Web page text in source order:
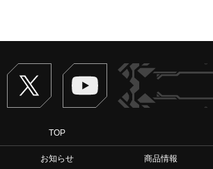
Twitter ヴァンガードch
TOP
お知らせ
商品情報